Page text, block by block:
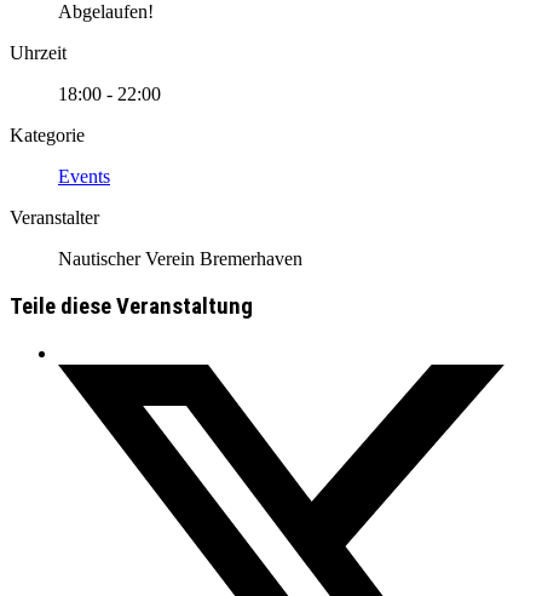
Abgelaufen!
Uhrzeit
18:00 - 22:00
Kategorie
Events
Veranstalter
Nautischer Verein Bremerhaven
Teile diese Veranstaltung